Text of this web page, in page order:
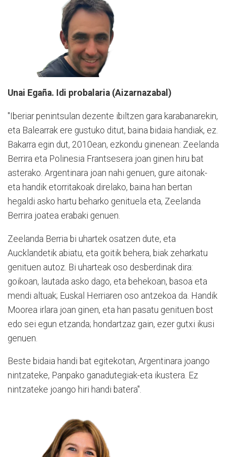
Unai Egaña. Idi probalaria (Aizarnazabal)
"Iberiar penintsulan dezente ibiltzen gara karabanarekin,
eta Balearrak ere gustuko ditut, baina bidaia handiak, ez.
Bakarra egin dut, 2010ean, ezkondu ginenean: Zeelanda
Berrira eta Polinesia Frantsesera joan ginen hiru bat
asterako. Argentinara joan nahi genuen, gure aitonak-
eta handik etorritakoak direlako, baina han bertan
hegaldi asko hartu beharko genituela eta, Zeelanda
Berrira joatea erabaki genuen.
Zeelanda Berria bi uhartek osatzen dute, eta
Aucklandetik abiatu, eta goitik behera, biak zeharkatu
genituen autoz. Bi uharteak oso desberdinak dira:
goikoan, lautada asko dago, eta behekoan, basoa eta
mendi altuak; Euskal Herriaren oso antzekoa da. Handik
Moorea irlara joan ginen, eta han pasatu genituen bost
edo sei egun etzanda; hondartzaz gain, ezer gutxi ikusi
genuen.
Beste bidaia handi bat egitekotan, Argentinara joango
nintzateke, Panpako ganadutegiak-eta ikustera. Ez
nintzateke joango hiri handi batera".